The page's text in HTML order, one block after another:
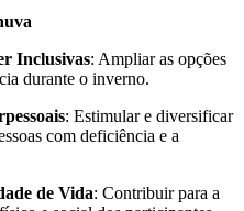
Inclusivas: Ampliar as opções
durante o inverno.
: Estimular e diversificar
com deficiência e a
de Vida: Contribuir para a